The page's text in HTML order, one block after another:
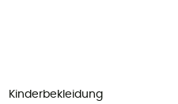
Kinderbekleidung